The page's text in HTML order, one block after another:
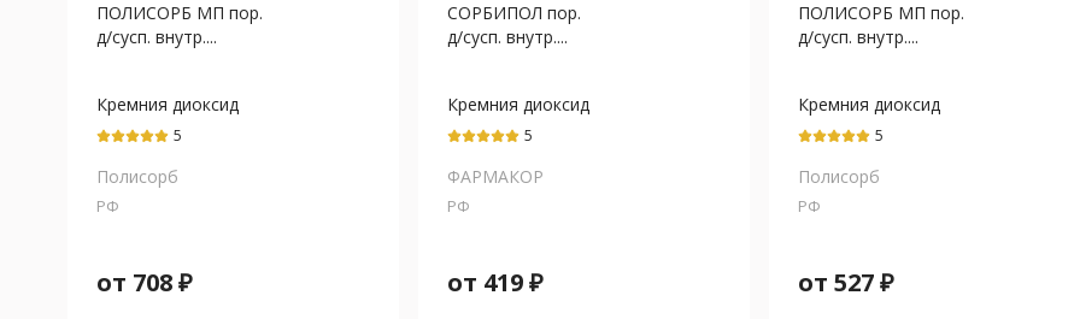
ПОЛИСОРБ МП пор.
д/сусп. внутр....
Кремния диоксид
коллоидный
5
Полисорб
РФ
от 708₽
СОРБИПОЛ пор.
д/сусп. внутр....
Кремния диоксид
коллоидный
5
ФАРМАКОР
РФ
от 419₽
ПОЛИСОРБ МП пор.
д/сусп. внутр....
Кремния диоксид
коллоидный
5
Полисорб
РФ
от 527₽